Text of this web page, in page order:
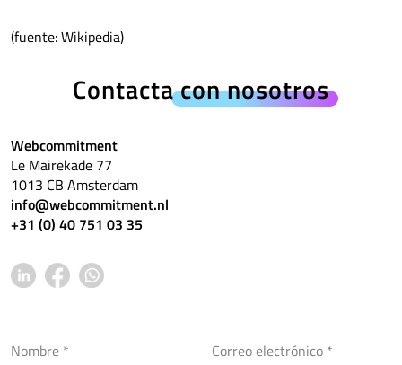
(fuente: Wikipedia)
Contactacon nosotros
Webcommitment
Le Mairekade 77
1013 CB Amsterdam
info@webcommitment.nl
+31 (0) 40 751 03 35